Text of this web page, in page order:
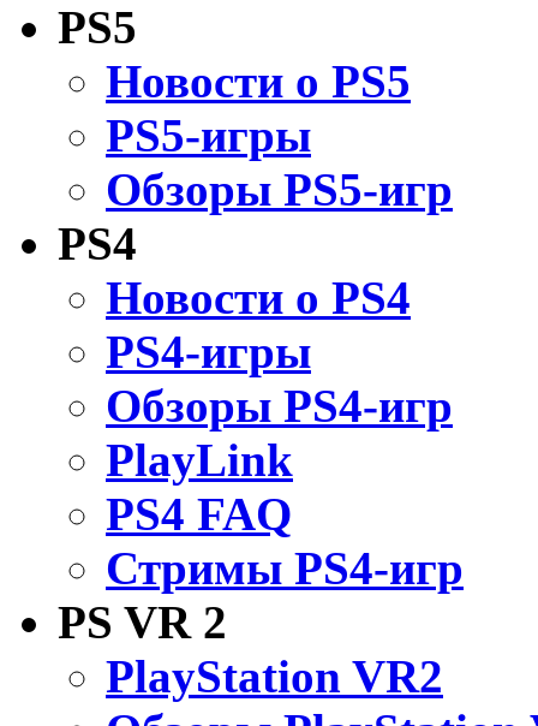
PS5
Новости о PS5
PS5-игры
Обзоры PS5-игр
PS4
Новости о PS4
PS4-игры
Обзоры PS4-игр
PlayLink
PS4 FAQ
Стримы PS4-игр
PS VR 2
PlayStation VR2